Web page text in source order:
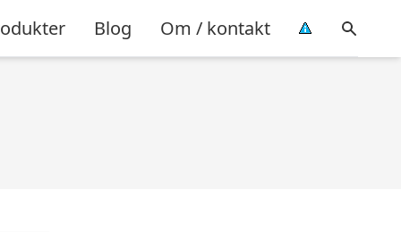
Blog Om / kontakt